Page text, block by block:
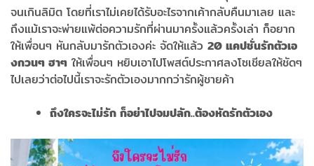
จนเกินลิมิต โดยที่เราไม่เคยได้รับอะไรจากเค้ากลับคืนมาเลย และ
ถึงแม้เราจะพ่ายแพ้ต่อความรักที่ผ่านมาครั้งแล้วครั้งเล่า ก็อยาก
ให้เพื่อนๆ หันกลับมารักตัวเองค่ะ จัดให้แล้ว 20 แคปชั่นรักตัวเอ
งกวนๆ ฮาๆ ให้เพื่อนๆ หยิบเอาไปโพสต์ประกาศลงโซเชียลให้ชัดๆ
ไปเลยว่าต่อไปนี้เราจะรักตัวเองมากกว่ารักผู้ชายค้า
ถึงใครจะไม่รัก ก็อย่าไปจมปลัก..ต้องหัดรักตัวเอง